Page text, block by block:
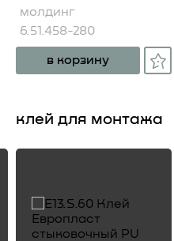
молдинг
6.51.458-280
в корзину
клей для монтажа